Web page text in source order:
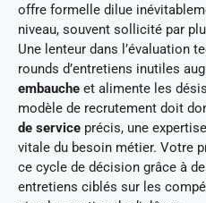
offre formelle dilue
niveau, souvent sollicité par
Une lenteur dans l’évaluation
rounds d’entretiens inutiles
embauche et alimente les
modèle de recrutement doit
de service précis, une
vitale du besoin métier. Votre
ce cycle de décision grâce à
entretiens ciblés sur les